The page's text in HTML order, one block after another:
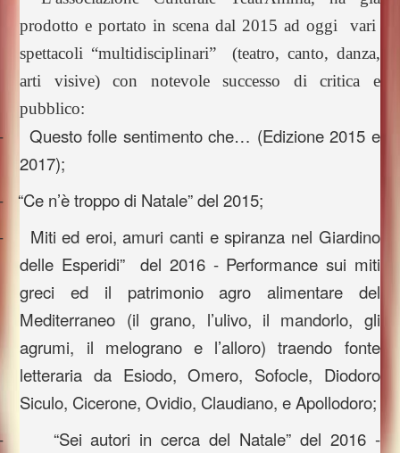
prodotto e portato in scena dal 2015 ad oggi vari
spettacoli “multidisciplinari” (teatro, canto, danza,
arti visive) con notevole successo di critica e
pubblico:
Questo folle sentimento che… (Edizione 2015 e
2017);
“Ce n’è troppo di Natale” del 2015;
Miti ed eroi, amuri canti e spiranza nel Giardino
delle Esperidi” del 2016 - Performance sui miti
greci ed il patrimonio agro alimentare del
Mediterraneo (il grano, l’ulivo, il mandorlo, gli
agrumi, il melograno e l’alloro) traendo fonte
letteraria da Esiodo, Omero, Sofocle, Diodoro
Siculo, Cicerone, Ovidio, Claudiano, e Apollodoro;
“Sei autori in cerca del Natale” del 2016 -